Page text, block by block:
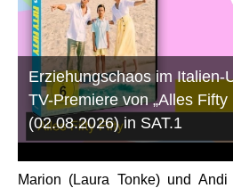
Erziehungschaos im Italien-
TV-Premiere von „Alles Fifty
(02.08.2026) in SAT.1
Marion (Laura Tonke) und